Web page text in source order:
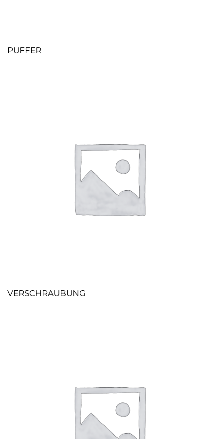
PUFFER
VERSCHRAUBUNG